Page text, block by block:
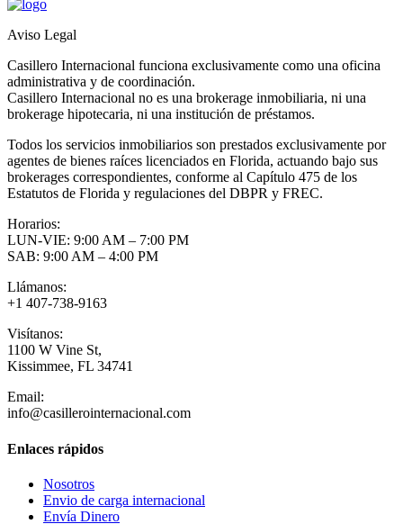
Aviso Legal
Casillero Internacional funciona exclusivamente como una oficina
administrativa y de coordinación.
Casillero Internacional no es una brokerage inmobiliaria, ni una
brokerage hipotecaria, ni una institución de préstamos.
Todos los servicios inmobiliarios son prestados exclusivamente por
agentes de bienes raíces licenciados en Florida, actuando bajo sus
brokerages correspondientes, conforme al Capítulo 475 de los
Estatutos de Florida y regulaciones del DBPR y FREC.
Horarios:
LUN-VIE: 9:00 AM – 7:00 PM
SAB: 9:00 AM – 4:00 PM
Llámanos:
+1 407-738-9163
Visítanos:
1100 W Vine St,
Kissimmee, FL 34741
Email:
info@casillerointernacional.com
Enlaces rápidos
Nosotros
Envio de carga internacional
Envía Dinero